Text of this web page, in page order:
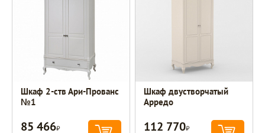
Шкаф 2-ств Ари-Прованс
№1
85 466Р
Шкаф двустворчатый
Арредо
112 770Р